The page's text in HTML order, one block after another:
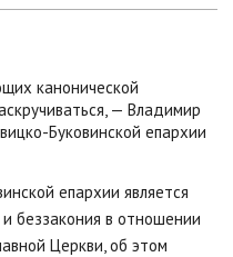
епархии является
беззакония в отношении
Церкви, об этом